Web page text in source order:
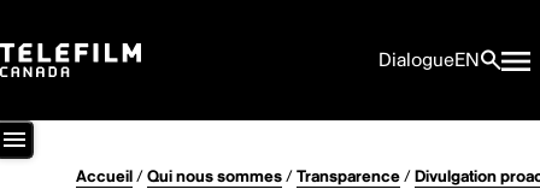
DialogueEN
Accueil/Qui nous sommes/Transparence/Divulgation